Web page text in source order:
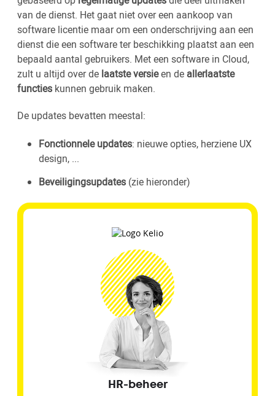
van de dienst. Het gaat niet over een aankoop van
software licentie maar om een onderschrijving aan een
dienst die een software ter beschikking plaatst aan een
bepaald aantal gebruikers. Met een software in Cloud,
zult u altijd over de laatste versieen de allerlaatste
functies kunnen gebruik maken.
De updates bevatten meestal:
Fonctionnele updates: nieuwe opties, herziene UX
design, ...
Beveiligingsupdates (zie hieronder)
HR-beheer